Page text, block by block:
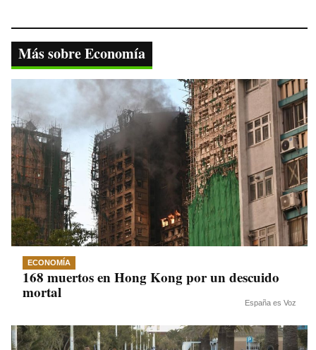
bo
ok
tte
r
ts
A
pp
gr
a
m
y
Li
nk
Más sobre Economía
ECONOMÍA
168 muertos en Hong Kong por un descuido
mortal
España es Voz